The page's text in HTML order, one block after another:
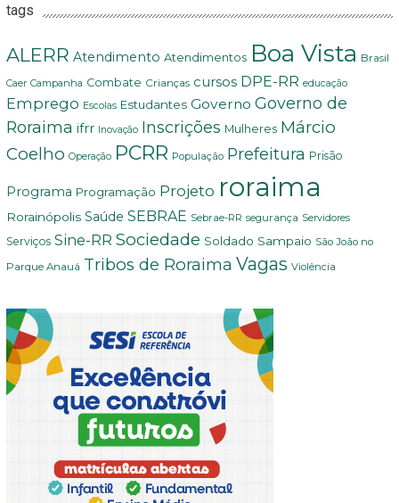
tags
ALERR Atendimento Atendimentos Boa Vista Brasil
Caer Campanha Combate Crianças cursos DPE-RR educação
Emprego Escolas Estudantes Governo Governo de
Roraima ifrr Inovação Inscrições Mulheres Márcio
Coelho Operação PCRR População Prefeitura Prisão
Programa Programação Projeto roraima
Rorainópolis Saúde SEBRAE Sebrae-RR segurança Servidores
Serviços Sine-RR Sociedade Soldado Sampaio São João no
Parque Anauá Tribos de Roraima Vagas Violência